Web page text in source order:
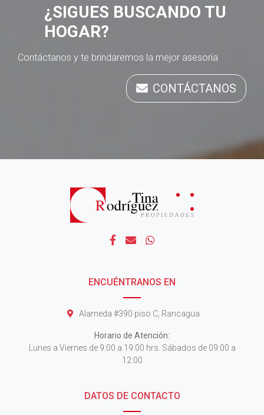
¿SIGUES BUSCANDO TU
HOGAR?
Contáctanos y te brindaremos la mejor asesoría
CONTÁCTANOS
ENCUÉNTRANOS EN
Alameda #390 piso C, Rancagua
Horario de Atención:
Lunes a Viernes de 9:00 a 19:00 hrs. Sábados de 09:00 a
12:00
DATOS DE CONTACTO